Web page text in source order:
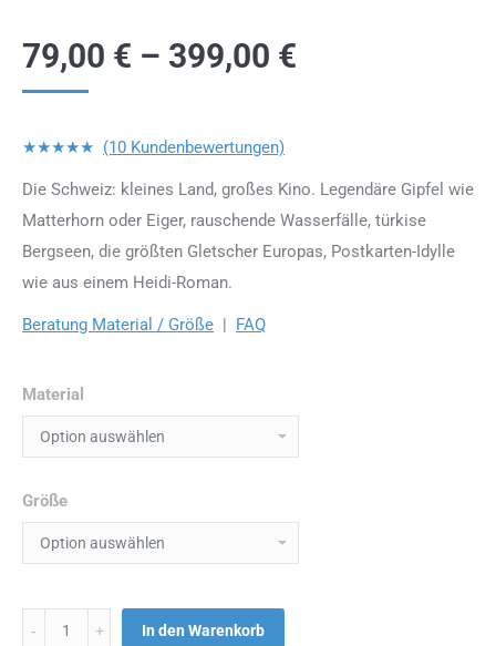
79,00 € – 399,00 €
★★★★★ (10 Kundenbewertungen)
Die Schweiz: kleines Land, großes Kino. Legendäre Gipfel wie
Matterhorn oder Eiger, rauschende Wasserfälle, türkise
Bergseen, die größten Gletscher Europas, Postkarten-Idylle
wie aus einem Heidi-Roman.
Beratung Material / Größe | FAQ
Material
Größe
Menge In den Warenkorb